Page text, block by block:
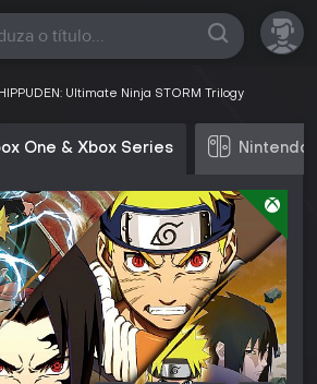
Ultimate Ninja STORM Trilogy
One & Xbox Series Nintendo